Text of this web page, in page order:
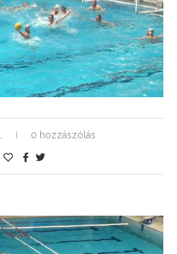
0 hozzászólás